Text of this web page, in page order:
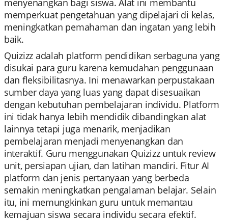
menyenangkan bagi siswa. Alat ini membantu
memperkuat pengetahuan yang dipelajari di kelas,
meningkatkan pemahaman dan ingatan yang lebih
baik.
Quizizz adalah platform pendidikan serbaguna yang
disukai para guru karena kemudahan penggunaan
dan fleksibilitasnya. Ini menawarkan perpustakaan
sumber daya yang luas yang dapat disesuaikan
dengan kebutuhan pembelajaran individu. Platform
ini tidak hanya lebih mendidik dibandingkan alat
lainnya tetapi juga menarik, menjadikan
pembelajaran menjadi menyenangkan dan
interaktif. Guru menggunakan Quizizz untuk review
unit, persiapan ujian, dan latihan mandiri. Fitur AI
platform dan jenis pertanyaan yang berbeda
semakin meningkatkan pengalaman belajar. Selain
itu, ini memungkinkan guru untuk memantau
kemajuan siswa secara individu secara efektif.